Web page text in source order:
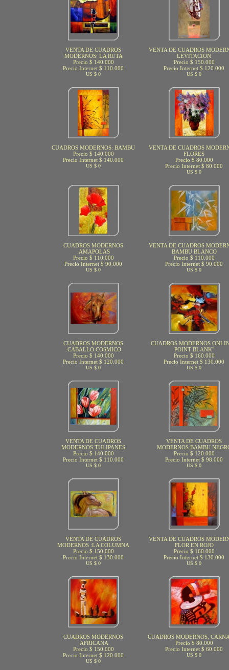
VENTA DE CUADROS
MODERNOS: LA RUTA
Precio $ 140.000
Precio Internet $ 110.000
US $ 0
VENTA DE CUADROS
LEVITACION
Precio $ 150.000
Precio Internet $ 120.000
US $ 0
CUADROS MODERNOS: BAMBU
Precio $ 140.000
Precio Internet $ 140.000
US $ 0
VENTA DE CUADROS
FLORES
Precio $ 80.000
Precio Internet $ 80.000
US $ 0
CUADROS MODERNOS
:AMAPOLAS
Precio $ 110.000
Precio Internet $ 90.000
US $ 0
VENTA DE CUADROS
BAMBU BLANCO
Precio $ 110.000
Precio Internet $ 90.000
US $ 0
CUADROS MODERNOS
:CABALLO COSMICO
Precio $ 140.000
Precio Internet $ 120.000
US $ 0
CUADROS MODERNOS
POINT BLANK"
Precio $ 160.000
Precio Internet $ 130.000
US $ 0
VENTA DE CUADROS
MODERNOS:TULIPANES
Precio $ 140.000
Precio Internet $ 110.000
US $ 0
VENTA DE CUADROS
MODERNOS:BAMBU
Precio $ 120.000
Precio Internet $ 98.000
US $ 0
VENTA DE CUADROS
MODERNOS :LA COLUMNA
Precio $ 150.000
Precio Internet $ 130.000
US $ 0
VENTA DE CUADROS
FLOR EN ROJO
Precio $ 160.000
Precio Internet $ 130.000
US $ 0
CUADROS MODERNOS
:AFRICANA
Precio $ 150.000
Precio Internet $ 120.000
US $ 0
CUADROS MODERNOS,
Precio $ 80.000
Precio Internet $ 60.000
US $ 0